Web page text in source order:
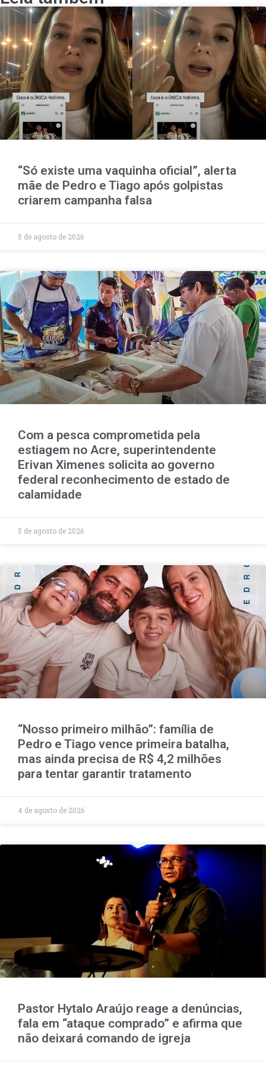
“Só existe uma vaquinha oficial”, alerta
mãe de Pedro e Tiago após golpistas
criarem campanha falsa
5 de agosto de 2026
Com a pesca comprometida pela
estiagem no Acre, superintendente
Erivan Ximenes solicita ao governo
federal reconhecimento de estado de
calamidade
5 de agosto de 2026
“Nosso primeiro milhão”: família de
Pedro e Tiago vence primeira batalha,
mas ainda precisa de R$ 4,2 milhões
para tentar garantir tratamento
4 de agosto de 2026
Pastor Hytalo Araújo reage a denúncias,
fala em “ataque comprado” e afirma que
não deixará comando de igreja